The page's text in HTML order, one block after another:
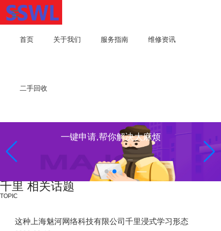
首页 关于我们 服务指南 维修资讯
二手回收
一键申请,帮你解决大麻烦
千里 相关话题
TOPIC
这种上海魅河网络科技有限公司千里浸式学习形态